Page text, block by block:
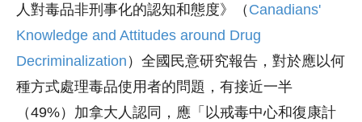
人對毒品非刑事化的認知和態度》（ Canadians'
Knowledge and Attitudes around Drug
Decriminalization ）全國民意研究報告，對於應以何
種方式處理毒品使用者的問題，有接近一半
（49%）加拿大人認同，應「以戒毒中心和復康計